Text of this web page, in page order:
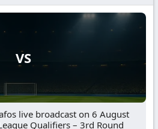
VS
live broadcast on 6 August
Qualifiers – 3rd Round